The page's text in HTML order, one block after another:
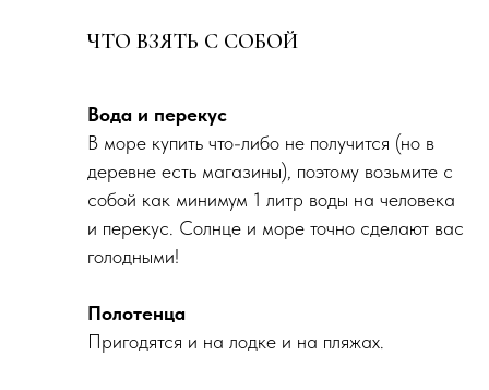
ЧТО ВЗЯТЬ С СОБОЙ
Вода и перекус
В море купить что-либо не получится (но в
деревне есть магазины), поэтому возьмите с
собой как минимум 1 литр воды на человека
и перекус. Солнце и море точно сделают вас
голодными!
Полотенца
Пригодятся и на лодке и на пляжах.